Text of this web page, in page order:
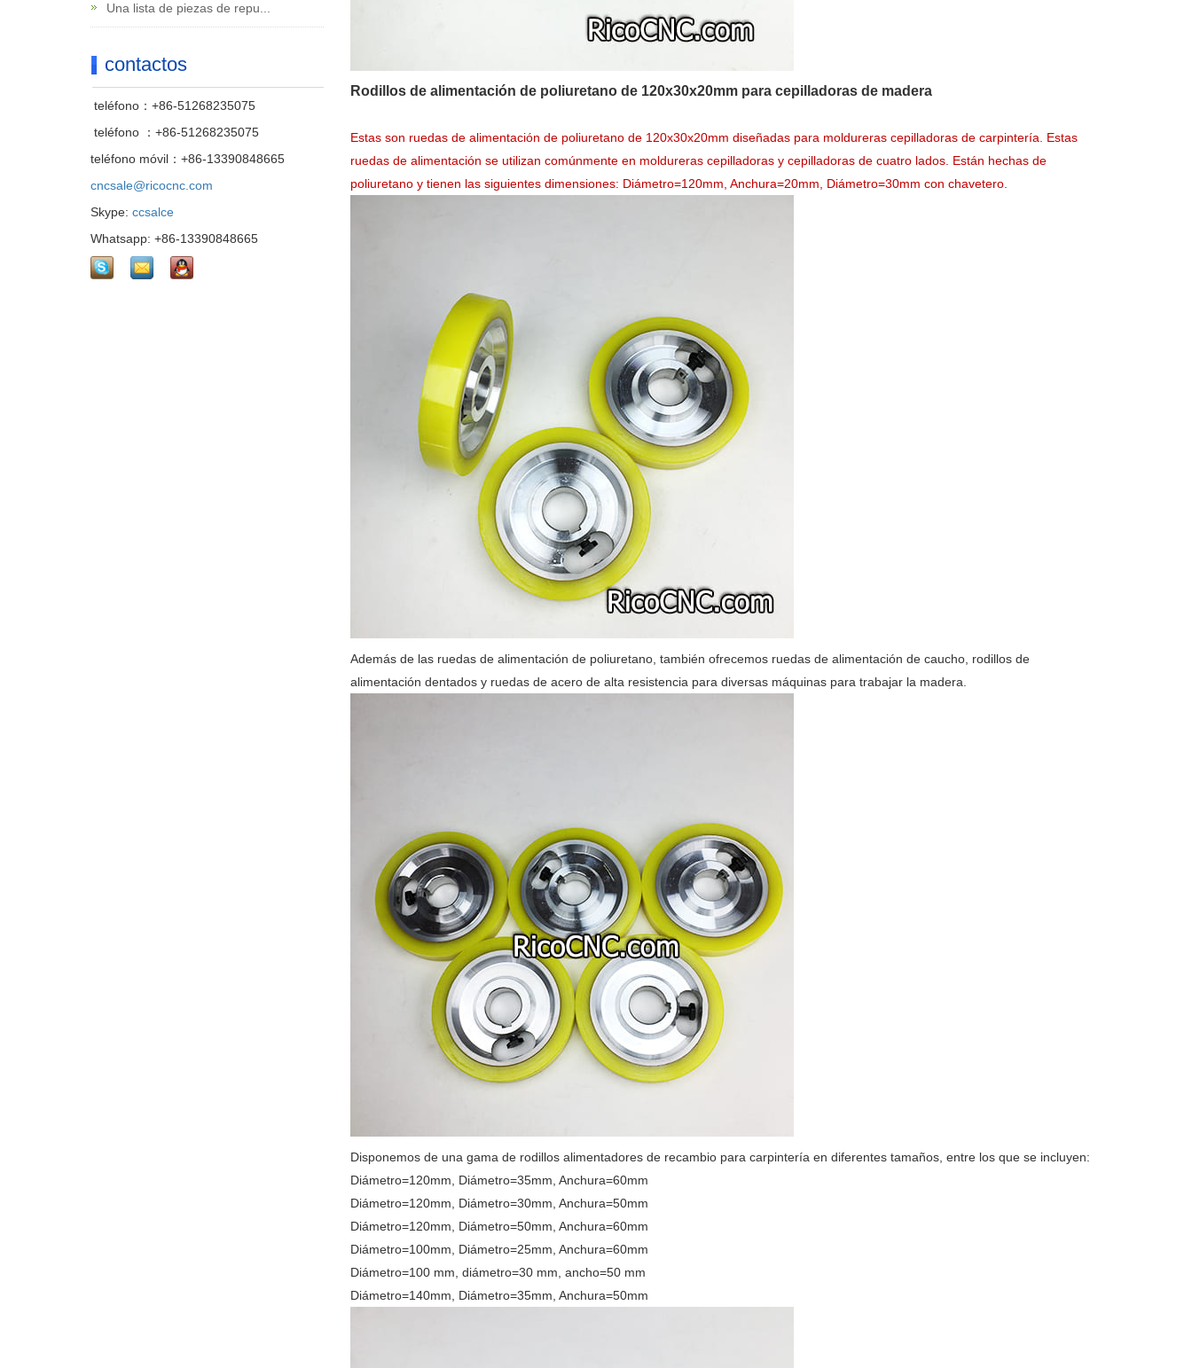
Rodillos de alimentación de poliuretano de 120x30x20mm para cepilladoras de madera
Estas son ruedas de alimentación de poliuretano de 120x30x20mm diseñadas para moldureras cepilladoras de carpintería. Estas
ruedas de alimentación se utilizan comúnmente en moldureras cepilladoras y cepilladoras de cuatro lados. Están hechas de
poliuretano y tienen las siguientes dimensiones: Diámetro=120mm, Anchura=20mm, Diámetro=30mm con chavetero.
Además de las ruedas de alimentación de poliuretano, también ofrecemos ruedas de alimentación de caucho, rodillos de
alimentación dentados y ruedas de acero de alta resistencia para diversas máquinas para trabajar la madera.
Disponemos de una gama de rodillos alimentadores de recambio para carpintería en diferentes tamaños, entre los que se incluyen:
Diámetro=120mm, Diámetro=35mm, Anchura=60mm
Diámetro=120mm, Diámetro=30mm, Anchura=50mm
Diámetro=120mm, Diámetro=50mm, Anchura=60mm
Diámetro=100mm, Diámetro=25mm, Anchura=60mm
Diámetro=100 mm, diámetro=30 mm, ancho=50 mm
Diámetro=140mm, Diámetro=35mm, Anchura=50mm
Una lista de piezas de repu...
contactos
teléfono：+86-51268235075
teléfono ：+86-51268235075
teléfono móvil：+86-13390848665
cncsale@ricocnc.com
Skype: ccsalce
Whatsapp: +86-13390848665